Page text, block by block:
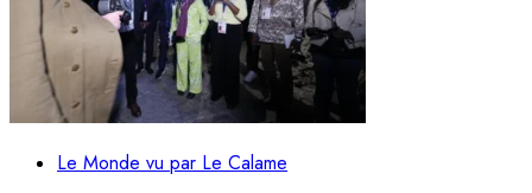
Le Monde vu par Le Calame